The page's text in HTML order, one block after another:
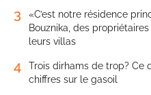
3
«C’est notre résidence
Bouznika, des
leurs villas
4
Trois dirhams de trop? Ce
chiffres sur le gasoil